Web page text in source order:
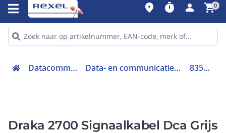
place timer person shopping_cart0
Datacommunicatie Data- en communicatiekabel (koper) 835013D3
Draka 2700 Signaalkabel Dca Grijs